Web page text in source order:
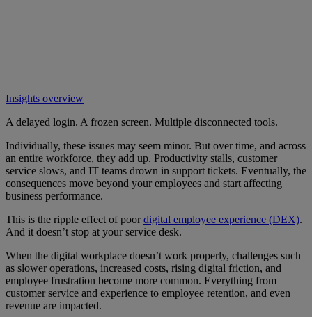
Insights overview
A delayed login. A frozen screen. Multiple disconnected tools.
Individually, these issues may seem minor. But over time, and across
an entire workforce, they add up. Productivity stalls, customer
service slows, and IT teams drown in support tickets. Eventually, the
consequences move beyond your employees and start affecting
business performance.
This is the ripple effect of poordigital employee experience (DEX).
And it doesn’t stop at your service desk.
When the digital workplace doesn’t work properly, challenges such
as slower operations, increased costs, rising digital friction, and
employee frustration become more common. Everything from
customer service and experience to employee retention, and even
revenue are impacted.